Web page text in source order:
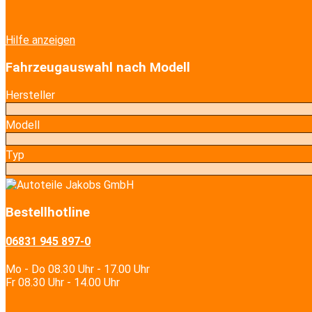
Hilfe anzeigen
Fahrzeugauswahl nach Modell
Hersteller
Modell
Typ
Bestellhotline
06831 945 897-0
Mo - Do 08.30 Uhr - 17.00 Uhr
Fr 08.30 Uhr - 14.00 Uhr